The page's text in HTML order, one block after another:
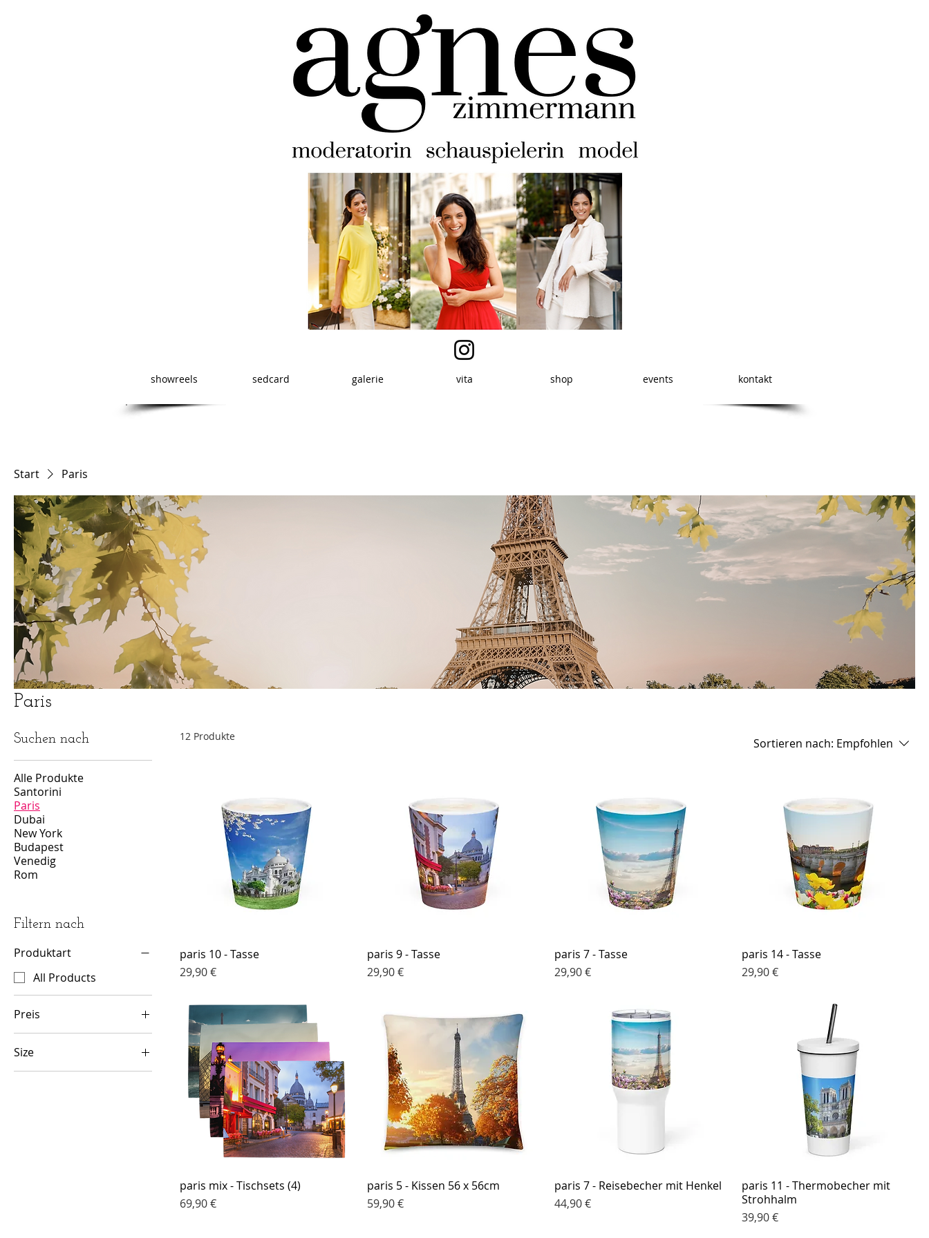
showreels sedcard galerie vita shop events kontakt
Start Paris
Paris
Suchen nach
Alle Produkte
Santorini
Paris
Dubai
New York
Budapest
Venedig
Rom
Filtern nach
Produktart
All Products
Preis
29 € 70 €
Size
12 Produkte Sortieren nach: Empfohlen
paris 10 - Tasse
Preis
29,90 €
paris 9 - Tasse
Preis
29,90 €
paris 7 - Tasse
Preis
29,90 €
paris 14 - Tasse
Preis
29,90 €
paris mix - Tischsets (4)
Preis
69,90 €
paris 5 - Kissen 56 x 56cm
Preis
59,90 €
paris 7 - Reisebecher mit Henkel
Preis
44,90 €
paris 11 - Thermobecher mit
Strohhalm
Preis
39,90 €